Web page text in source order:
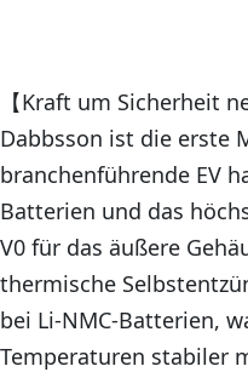
【Kraft um Sicherheit
Dabbsson ist die erste
branchenführende EV
Batterien und das
V0 für das äußere
thermische
bei Li-NMC-Batterien,
Temperaturen stabiler